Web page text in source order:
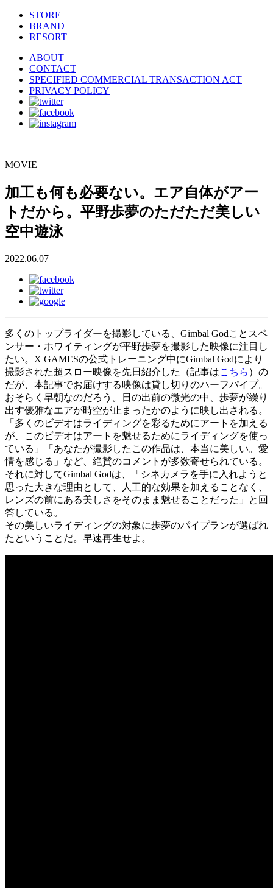
STORE
BRAND
RESORT
ABOUT
CONTACT
SPECIFIED COMMERCIAL TRANSACTION ACT
PRIVACY POLICY
MOVIE
加工も何も必要ない。エア自体がアー
トだから。平野歩夢のただただ美しい
空中遊泳
2022.06.07
多くのトップライダーを撮影している、Gimbal Godことスペ
ンサー・ホワイティングが平野歩夢を撮影した映像に注目し
たい。X GAMESの公式トレーニング中にGimbal Godにより
撮影された超スロー映像を先日紹介した（記事はこちら ）の
だが、本記事でお届けする映像は貸し切りのハーフパイプ。
おそらく早朝なのだろう。日の出前の微光の中、歩夢が繰り
出す優雅なエアが時空が止まったかのように映し出される。
「多くのビデオはライディングを彩るためにアートを加える
が、このビデオはアートを魅せるためにライディングを使っ
ている」「あなたが撮影したこの作品は、本当に美しい。愛
情を感じる」など、絶賛のコメントが多数寄せられている。
それに対してGimbal Godは、「シネカメラを手に入れようと
思った大きな理由として、人工的な効果を加えることなく、
レンズの前にある美しさをそのまま魅せることだった」と回
答している。
その美しいライディングの対象に歩夢のパイプランが選ばれ
たということだ。早速再生せよ。